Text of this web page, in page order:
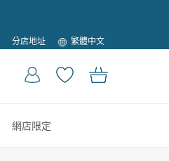
分店地址
語
言
繁體中文
登入 購物車
網店限定